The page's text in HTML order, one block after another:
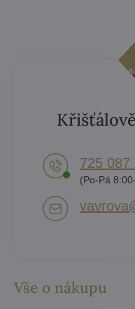
Vše o nákupu
725 087
(Po-Pá